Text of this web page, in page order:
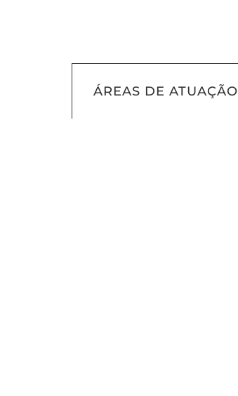
ÁREAS DE ATUAÇÃO